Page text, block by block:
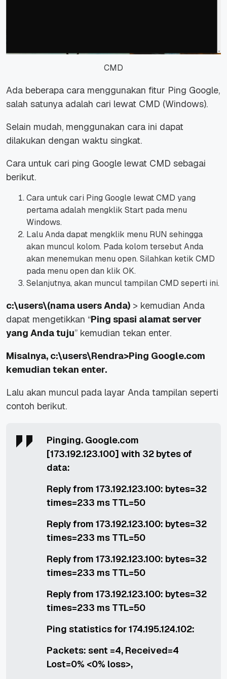
CMD
Ada beberapa cara menggunakan fitur Ping Google,
salah satunya adalah cari lewat CMD (Windows).
Selain mudah, menggunakan cara ini dapat
dilakukan dengan waktu singkat.
Cara untuk cari ping Google lewat CMD sebagai
berikut.
Cara untuk cari Ping Google lewat CMD yang
pertama adalah mengklik Start pada menu
Windows.
Lalu Anda dapat mengklik menu RUN sehingga
akan muncul kolom. Pada kolom tersebut Anda
akan menemukan menu open. Silahkan ketik CMD
pada menu open dan klik OK.
Selanjutnya, akan muncul tampilan CMD seperti ini.
c:\users\(nama users Anda) > kemudian Anda
dapat mengetikkan “Ping spasi alamat server
yang Anda tuju” kemudian tekan enter.
Misalnya, c:\users\Rendra>Ping Google.com
kemudian tekan enter.
Lalu akan muncul pada layar Anda tampilan seperti
contoh berikut.
Pinging. Google.com
[173.192.123.100] with 32 bytes of
data:
Reply from 173.192.123.100: bytes=32
times=233 ms TTL=50
Reply from 173.192.123.100: bytes=32
times=233 ms TTL=50
Reply from 173.192.123.100: bytes=32
times=233 ms TTL=50
Reply from 173.192.123.100: bytes=32
times=233 ms TTL=50
Ping statistics for 174.195.124.102:
Packets: sent =4, Received=4
Lost=0% <0% loss>,